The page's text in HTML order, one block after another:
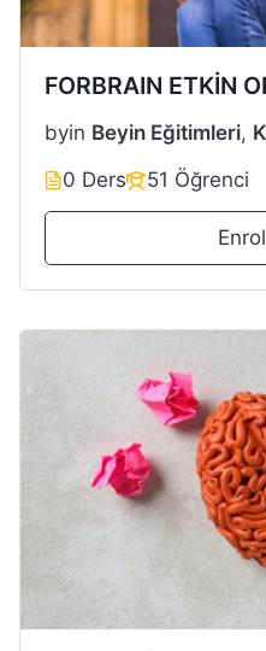
FORBRAIN ETKİN
byin Beyin Eğitimleri,
0 Ders
51 Öğrenci